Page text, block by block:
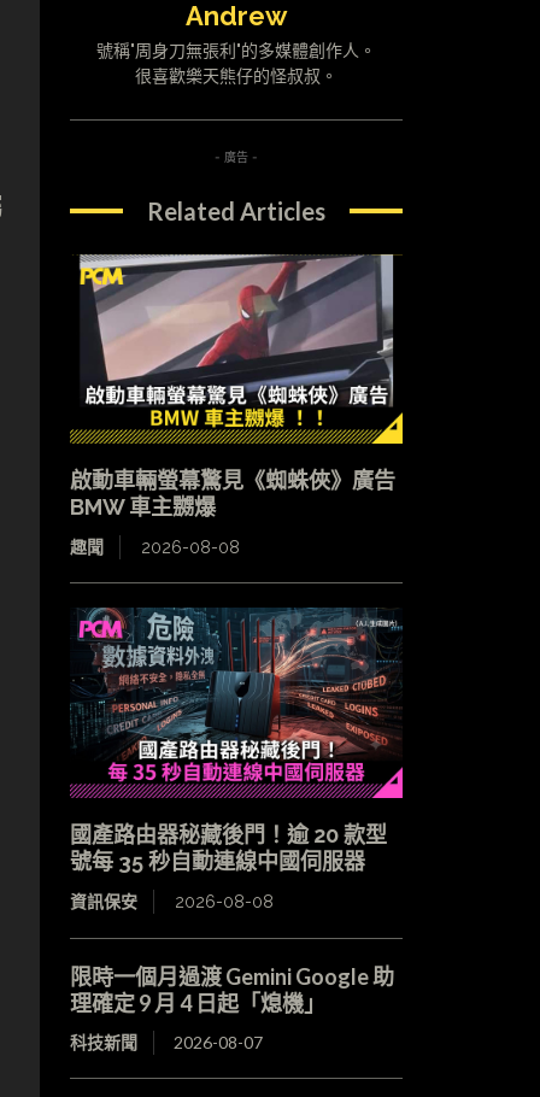
Andrew
號稱"周身刀無張利"的多媒體創作人。
很喜歡樂天熊仔的怪叔叔。
- 廣告 -
Related Articles
啟動車輛螢幕驚見《蜘蛛俠》廣告
BMW 車主嬲爆
趣聞 2026-08-08
國產路由器秘藏後門！逾 20 款型
號每 35 秒自動連線中國伺服器
資訊保安 2026-08-08
限時一個月過渡 Gemini Google 助
理確定 9 月 4 日起「熄機」
科技新聞 2026-08-07